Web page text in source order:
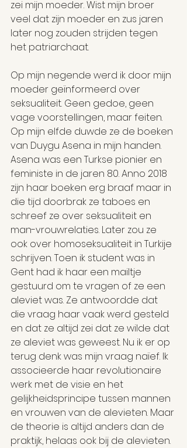
zei mijn moeder. Wist mijn broer
veel dat zijn moeder en zus jaren
later nog zouden strijden tegen
het patriarchaat.
Op mijn negende werd ik door mijn
moeder geïnformeerd over
seksualiteit. Geen gedoe, geen
vage voorstellingen, maar feiten.
Op mijn elfde duwde ze de boeken
van Duygu Asena in mijn handen.
Asena was een Turkse pionier en
feministe in de jaren 80. Anno 2018
zijn haar boeken erg braaf maar in
die tijd doorbrak ze taboes en
schreef ze over seksualiteit en
man-vrouwrelaties. Later zou ze
ook over homoseksualiteit in Turkije
schrijven. Toen ik student was in
Gent had ik haar een mailtje
gestuurd om te vragen of ze een
aleviet was. Ze antwoordde dat
die vraag haar vaak werd gesteld
en dat ze altijd zei dat ze wilde dat
ze aleviet was geweest. Nu ik er op
terug denk was mijn vraag naïef. Ik
associeerde haar revolutionaire
werk met de visie en het
gelijkheidsprincipe tussen mannen
en vrouwen van de alevieten. Maar
de theorie is altijd anders dan de
praktijk, helaas ook bij de alevieten.